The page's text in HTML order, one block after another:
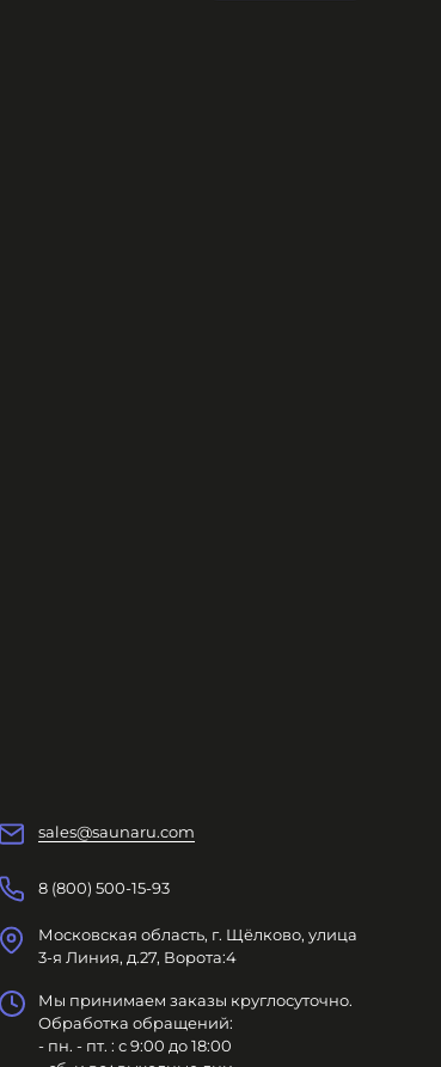
sales@saunaru.com
8 (800) 500-15-93
Московская область, г. Щёлково, улица
3-я Линия, д.27, Ворота:4
Мы принимаем заказы круглосуточно.
Обработка обращений:
- пн. - пт. : с 9:00 до 18:00